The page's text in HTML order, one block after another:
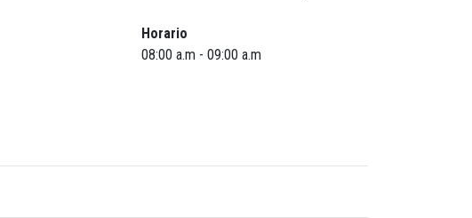
Horario
08:00 a.m - 09:00 a.m